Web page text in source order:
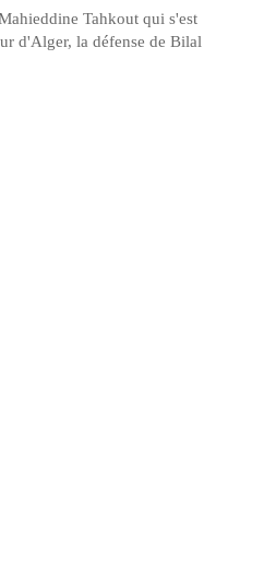
Tahkout qui s'est
d'Alger, la défense de Bilal